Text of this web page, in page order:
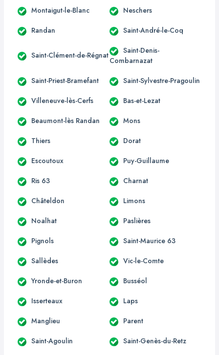
Montaigut-le-Blanc Neschers
Randan Saint-André-le-Coq
Saint-Clément-de-Régnat
Saint-Denis-
Combarnazat
Saint-Priest-Bramefant Saint-Sylvestre-Pragoulin
Villeneuve-lès-Cerfs Bas-et-Lezat
Beaumont-lès Randan Mons
Thiers Dorat
Escoutoux Puy-Guillaume
Ris 63 Charnat
Châteldon Limons
Noalhat Paslières
Pignols Saint-Maurice 63
Sallèdes Vic-le-Comte
Yronde-et-Buron Busséol
Isserteaux Laps
Manglieu Parent
Saint-Agoulin Saint-Genès-du-Retz